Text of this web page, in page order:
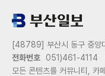
[48789] 부산시 동구 중앙
전화번호
051)461-4114
모든 콘텐츠를 커뮤니티, 카